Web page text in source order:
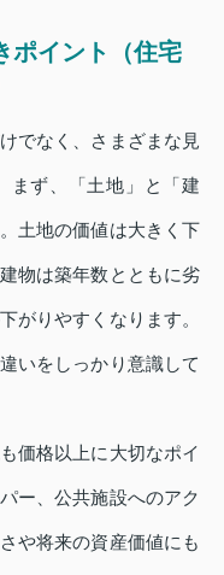
ポイント（住宅
でなく、さまざまな見
まず、「土地」と「建
土地の価値は大きく下
物は築年数とともに劣
がりやすくなります。
いをしっかり意識して
価格以上に大切なポイ
ー、公共施設へのアク
や将来の資産価値にも